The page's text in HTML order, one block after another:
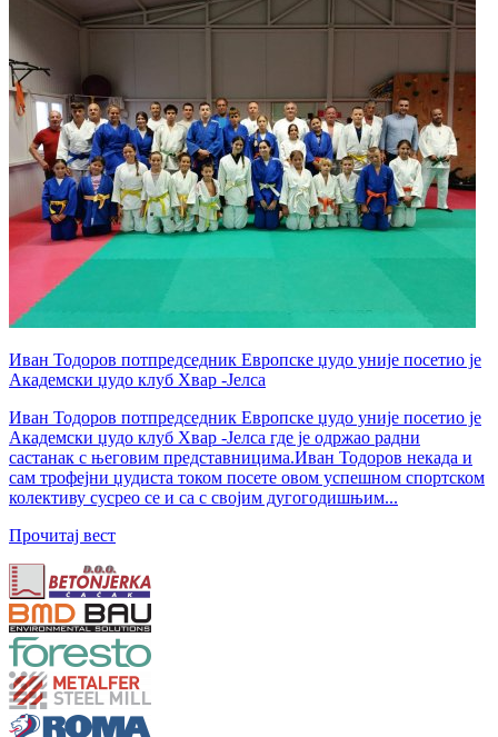
Иван Тодоров потпредседник Европске џудо уније посетио је
Академски џудо клуб Хвар -Јелса
Иван Тодоров потпредседник Европске џудо уније посетио је
Академски џудо клуб Хвар -Јелса где је одржао радни
састанак с његовим представницима.Иван Тодоров некада и
сам трофејни џудиста током посете овом успешном спортском
колективу сусрео се и са с својим дугогодишњим...
Прочитај вест